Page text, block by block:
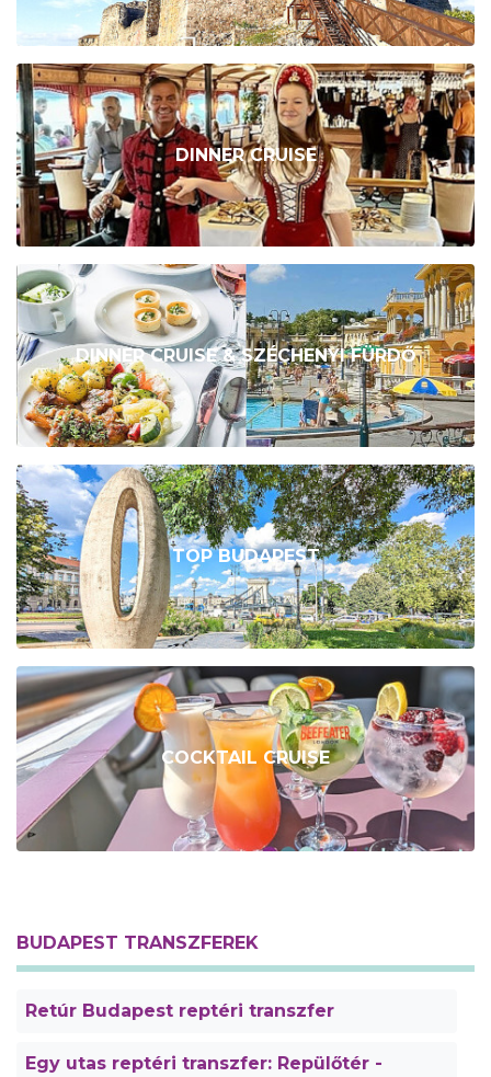
DINNER CRUISE
DINNER CRUISE & SZÉCHENYI FÜRDŐ
TOP BUDAPEST
COCKTAIL CRUISE
BUDAPEST TRANSZFEREK
Retúr Budapest reptéri transzfer
Egy utas reptéri transzfer: Repülőtér -